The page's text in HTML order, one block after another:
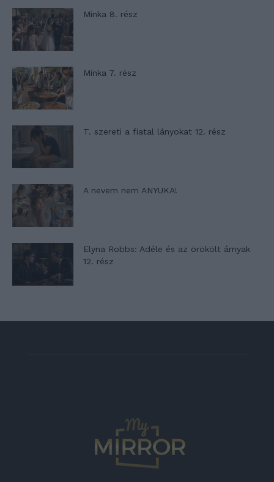
Minka 8. rész
Minka 7. rész
T. szereti a fiatal lányokat 12. rész
A nevem nem ANYUKA!
Elyna Robbs: Adéle és az örökölt árnyak
12. rész